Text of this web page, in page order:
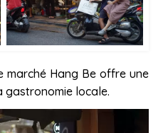
marché Hang Be offre une
gastronomie locale.